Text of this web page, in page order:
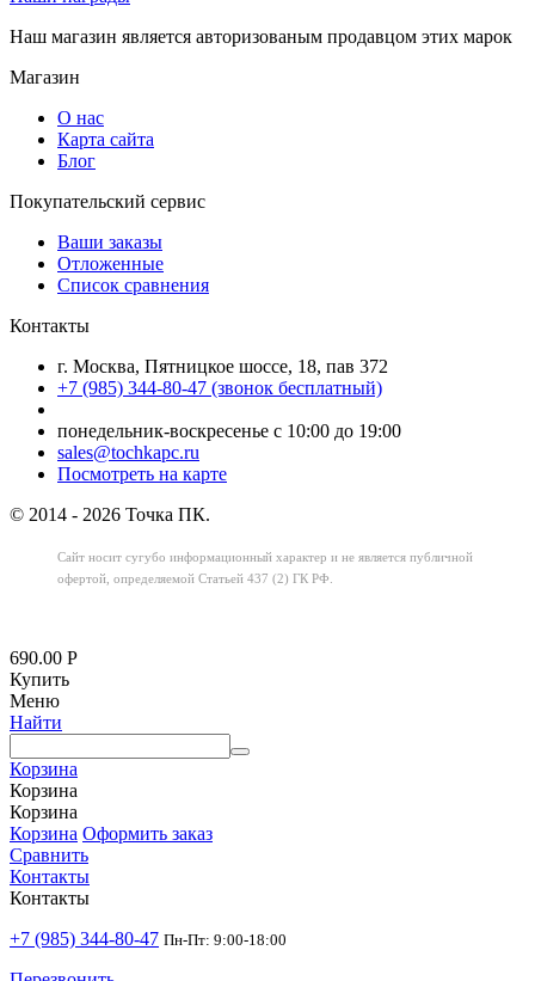
Наш магазин является авторизованым продавцом этих марок
Магазин
О нас
Карта сайта
Блог
Покупательский сервис
Ваши заказы
Отложенные
Список сравнения
Контакты
г. Москва, Пятницкое шоссе, 18, пав 372
+7 (985) 344-80-47 (звонок бесплатный)
понедельник-воскресенье с 10:00 до 19:00
sales@tochkapc.ru
Посмотреть на карте
© 2014 - 2026 Точка ПК.
Сайт носит сугубо информационный характер и не является публичной
офертой, определяемой Статьей 437 (2) ГК РФ.
690.00 Р
Купить
Меню
Найти
Корзина
Корзина
Корзина
Корзина Оформить заказ
Сравнить
Контакты
Контакты
+7 (985) 344-80-47 Пн-Пт: 9:00-18:00